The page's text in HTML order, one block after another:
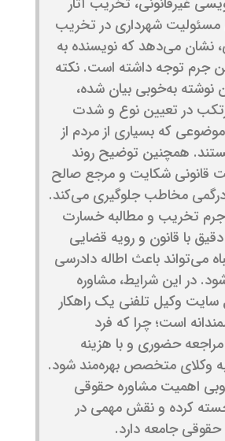
شهرداری در تخریب
نشان می‌دهد که نویسنده به
جرم توجه داشته است. نکته
نوشته به‌خوبی بیان شده،
در تعیین نوع و شدت
که بسیاری از مردم از
همچنین توضیح روند
قانونی شکایت و مرجع صالح
مخاطب جلوگیری می‌کند.
جرم تخریب و مطالبه خسارت
دقیق با قانون و رویه قضایی
می‌تواند باعث اطاله دادرسی
در این شرایط، مشاوره
سایت وکیل تلفنی یک راهکار
است؛ چرا که فرد
حضوری و با هزینه
وکلای متخصص بهره‌مند شود.
اهمیت مشاوره حقوقی
کرده و نقش مهمی در
جامعه دارد.